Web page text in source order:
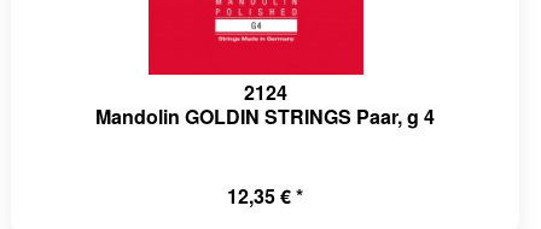
2124
Mandolin GOLDIN STRINGS Paar, g 4
12,35 € *